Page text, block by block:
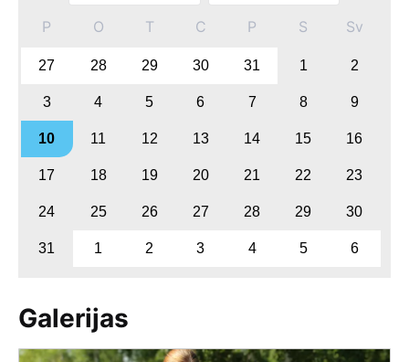
P O T C P S Sv
27 28 29 30 31 1 2
3 4 5 6 7 8 9
10 11 12 13 14 15 16
17 18 19 20 21 22 23
24 25 26 27 28 29 30
31 1 2 3 4 5 6
Galerijas